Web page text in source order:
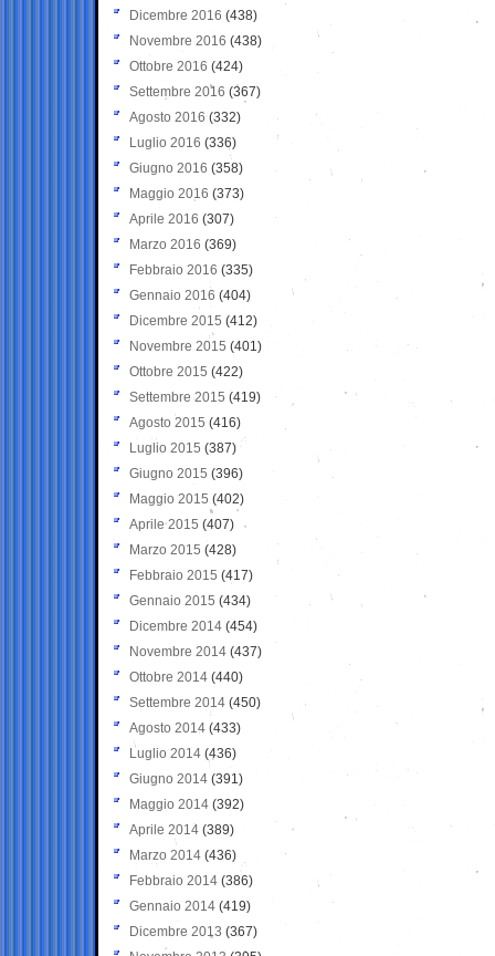
Dicembre 2016 (438)
Novembre 2016 (438)
Ottobre 2016 (424)
Settembre 2016 (367)
Agosto 2016 (332)
Luglio 2016 (336)
Giugno 2016 (358)
Maggio 2016 (373)
Aprile 2016 (307)
Marzo 2016 (369)
Febbraio 2016 (335)
Gennaio 2016 (404)
Dicembre 2015 (412)
Novembre 2015 (401)
Ottobre 2015 (422)
Settembre 2015 (419)
Agosto 2015 (416)
Luglio 2015 (387)
Giugno 2015 (396)
Maggio 2015 (402)
Aprile 2015 (407)
Marzo 2015 (428)
Febbraio 2015 (417)
Gennaio 2015 (434)
Dicembre 2014 (454)
Novembre 2014 (437)
Ottobre 2014 (440)
Settembre 2014 (450)
Agosto 2014 (433)
Luglio 2014 (436)
Giugno 2014 (391)
Maggio 2014 (392)
Aprile 2014 (389)
Marzo 2014 (436)
Febbraio 2014 (386)
Gennaio 2014 (419)
Dicembre 2013 (367)